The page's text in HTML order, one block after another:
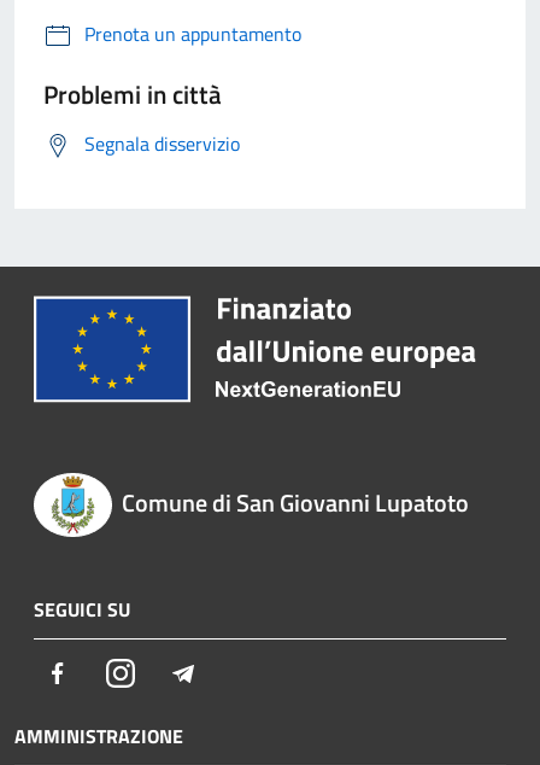
Prenota un appuntamento
Problemi in città
Segnala disservizio
Comune di San Giovanni Lupatoto
SEGUICI SU
FacebookInstagram
AMMINISTRAZIONE